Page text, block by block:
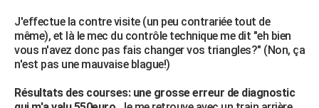
FORUM
Bricolage
Lifestyle
Culture
Sport
Auto
Television
Voyage
Cinema
J'effectue la contre visite (un peu contrariée tout de
même), et là le mec du contrôle technique me dit "eh bien
vous n'avez donc pas fais changer vos triangles?" (Non, ça
n'est pas une mauvaise blague!)
Résultats des courses: une grosse erreur de diagnostic